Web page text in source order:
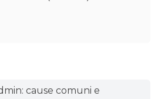
cause comuni e